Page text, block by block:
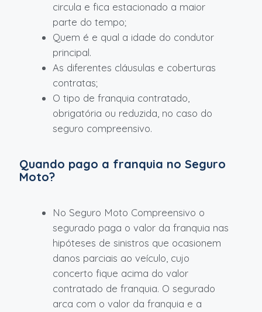
circula e fica estacionado a maior
parte do tempo;
Quem é e qual a idade do condutor
principal.
As diferentes cláusulas e coberturas
contratas;
O tipo de franquia contratado,
obrigatória ou reduzida, no caso do
seguro compreensivo.
Quando pago a franquia no Seguro
Moto?
No Seguro Moto Compreensivo o
segurado paga o valor da franquia nas
hipóteses de sinistros que ocasionem
danos parciais ao veículo, cujo
concerto fique acima do valor
contratado de franquia. O segurado
arca com o valor da franquia e a